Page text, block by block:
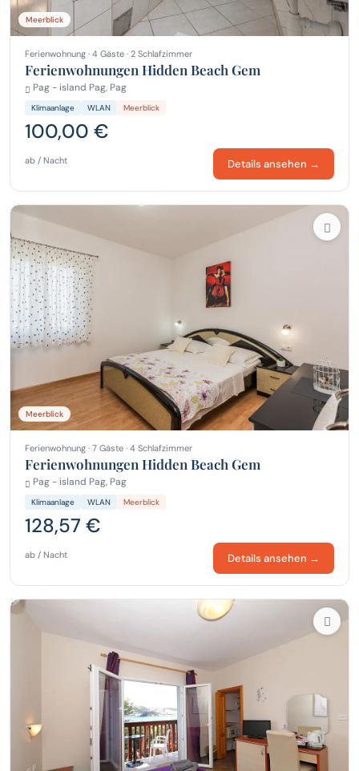
Meerblick
Ferienwohnung · 4 Gäste · 2 Schlafzimmer
Ferienwohnungen Hidden Beach Gem
Pag - island Pag, Pag
Klimaanlage WLAN Meerblick
100,00 €
ab / Nacht Details ansehen →
Meerblick
Ferienwohnung · 7 Gäste · 4 Schlafzimmer
Ferienwohnungen Hidden Beach Gem
Pag - island Pag, Pag
Klimaanlage WLAN Meerblick
128,57 €
ab / Nacht Details ansehen →